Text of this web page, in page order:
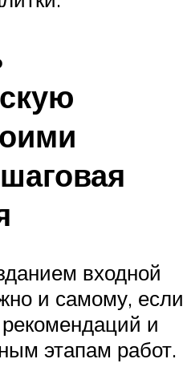
входной
и самому, если
и
этапам работ.